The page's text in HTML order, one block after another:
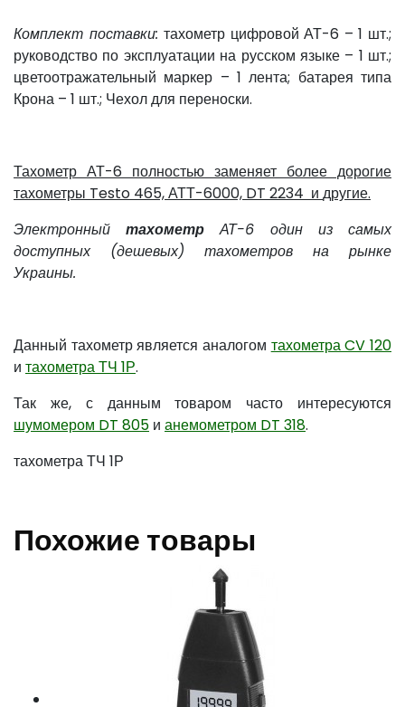
Комплект поставки:тахометр цифровой АТ-6 – 1 шт.;
руководство по эксплуатации на русском языке – 1 шт.;
цветоотражательный маркер – 1 лента; батарея типа
Крона – 1 шт.; Чехол для переноски.
Тахометр АТ-6 полностью заменяет более дорогие
тахометры Testo 465, АТТ-6000, DT 2234 и другие.
Электронныйтахометр АТ-6 один из самых
доступных (дешевых) тахометров на рынке
Украины.
Данный тахометр является аналогом тахометра CV 120
и тахометра ТЧ 1Р.
Так же, с данным товаром часто интересуются
шумомером DT 805 и анемометром DT 318.
тахометра ТЧ 1Р
Похожие товары